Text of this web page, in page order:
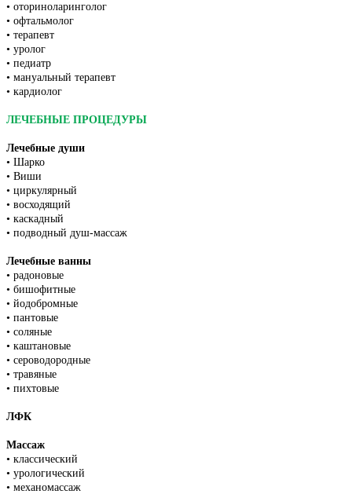
• оториноларинголог
• офтальмолог
• терапевт
• уролог
• педиатр
• мануальный терапевт
• кардиолог
ЛЕЧЕБНЫЕ ПРОЦЕДУРЫ
Лечебные души
• Шарко
• Виши
• циркулярный
• восходящий
• каскадный
• подводный душ-массаж
Лечебные ванны
• радоновые
• бишофитные
• йодобромные
• пантовые
• соляные
• каштановые
• сероводородные
• травяные
• пихтовые
ЛФК
Массаж
• классический
• урологический
• механомассаж